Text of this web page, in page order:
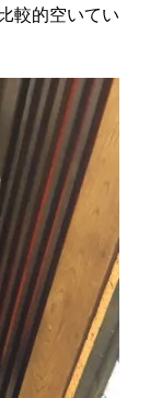
較的空いてい